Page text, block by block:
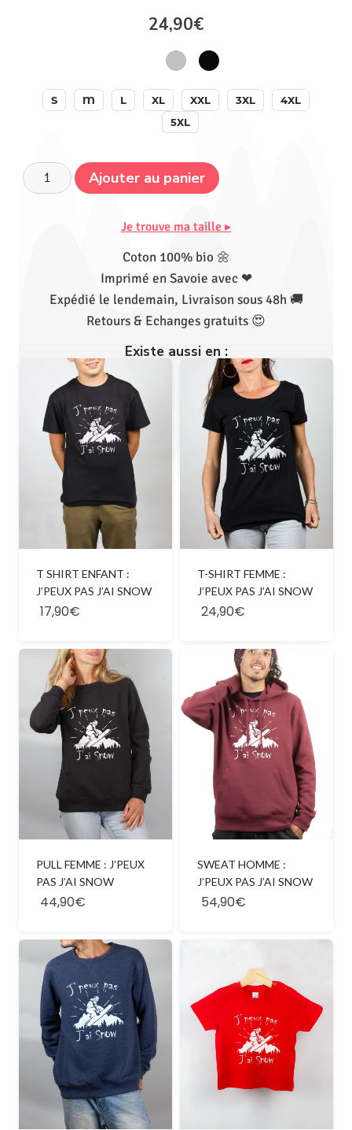
24,90€
S M L XL XXL 3XL
4XL
5XL
Ajouter au panier
Je trouve ma taille ▸
Coton 100% bio 🌼
Imprimé en Savoie avec ❤
Expédié le lendemain, Livraison sous 48h 🚚
Retours & Echanges gratuits 😍
Existe aussi en :
T SHIRT ENFANT :
J’PEUX PAS J’AI SNOW
17,90€
T-SHIRT FEMME :
J’PEUX PAS J’AI SNOW
24,90€
PULL FEMME : J’PEUX
PAS J’AI SNOW
44,90€
SWEAT HOMME :
J’PEUX PAS J’AI SNOW
54,90€